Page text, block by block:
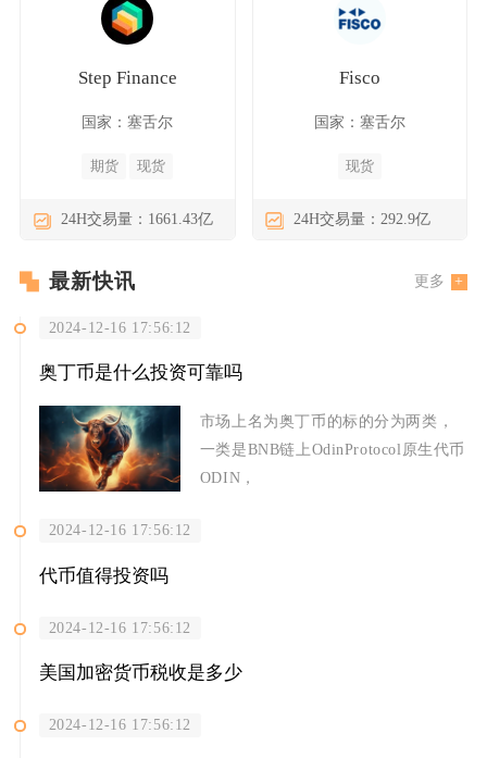
Step Finance
国家：塞舌尔
期货 现货
24H交易量：1661.43亿
Fisco
国家：塞舌尔
现货
24H交易量：292.9亿
最新快讯 更多
2024-12-16 17:56:12
奥丁币是什么投资可靠吗
市场上名为奥丁币的标的分为两类，
一类是BNB链上OdinProtocol原生代币
ODIN，
2024-12-16 17:56:12
代币值得投资吗
2024-12-16 17:56:12
美国加密货币税收是多少
2024-12-16 17:56:12